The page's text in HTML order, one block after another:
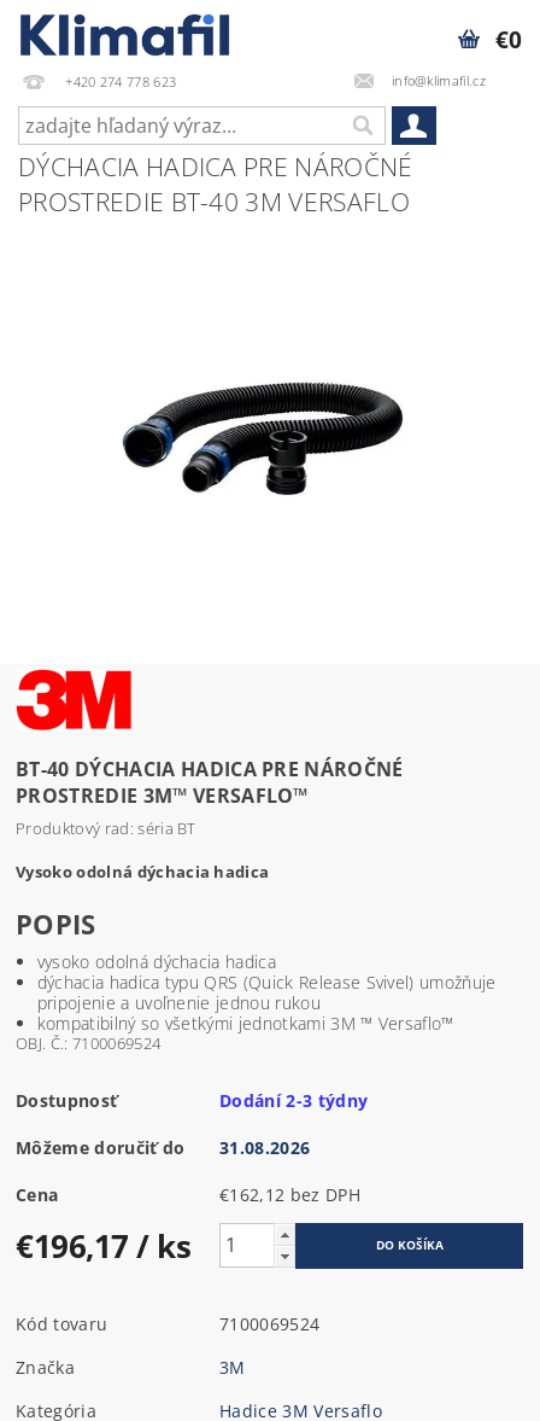
+420 274 778 623 info@klimafil.cz
€0
DÝCHACIA HADICA PRE NÁROČNÉ
PROSTREDIE BT-40 3M VERSAFLO
BT-40 DÝCHACIA HADICA PRE NÁROČNÉ
PROSTREDIE 3M™ VERSAFLO™
Produktový rad: séria BT
Vysoko odolná dýchacia hadica
POPIS
vysoko odolná dýchacia hadica
dýchacia hadica typu QRS (Quick Release Svivel) umožňuje
pripojenie a uvoľnenie jednou rukou
kompatibilný so všetkými jednotkami 3M ™ Versaflo™
OBJ. Č.: 7100069524
Dostupnosť Dodání 2-3 týdny
Môžeme doručiť do 31.08.2026
Cena €162,12 bez DPH
€196,17/ ks
Kód tovaru
7100069524
Značka
3M
Kategória
Hadice 3M Versaflo